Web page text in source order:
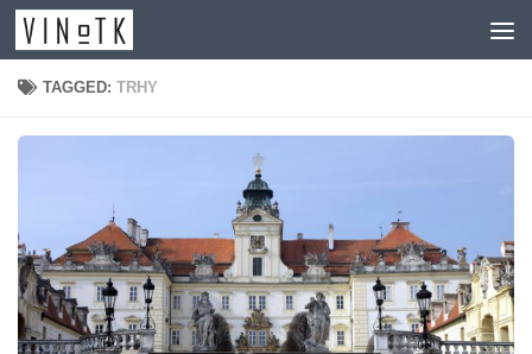
Skip to content
TAGGED:TRHY